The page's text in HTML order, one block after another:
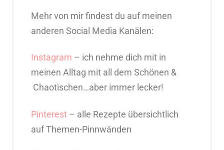
Mehr von mir findest du auf meinen
anderen Social Media Kanälen:
Instagram – ich nehme dich mit in
meinen Alltag mit all dem Schönen &
Chaotischen…aber immer lecker!
Pinterest– alle Rezepte übersichtlich
auf Themen-Pinnwänden